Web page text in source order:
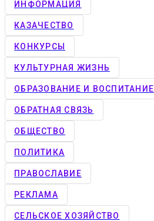
ИНФОРМАЦИЯ
КАЗАЧЕСТВО
КОНКУРCЫ
КУЛЬТУРНАЯ ЖИЗНЬ
ОБРАЗОВАНИЕ И ВОСПИТАНИЕ
ОБРАТНАЯ СВЯЗЬ
ОБЩЕСТВО
ПОЛИТИКА
ПРАВОСЛАВИЕ
РЕКЛАМА
СЕЛЬСКОЕ ХОЗЯЙСТВО